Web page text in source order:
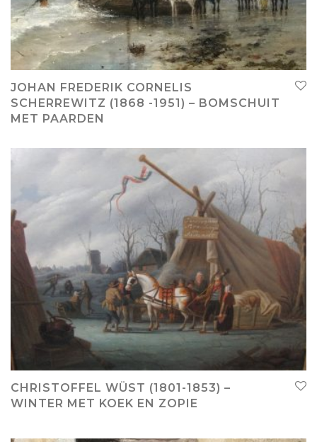
JOHAN FREDERIK CORNELIS
SCHERREWITZ (1868 -1951) – BOMSCHUIT
MET PAARDEN
CHRISTOFFEL WÜST (1801-1853) –
WINTER MET KOEK EN ZOPIE